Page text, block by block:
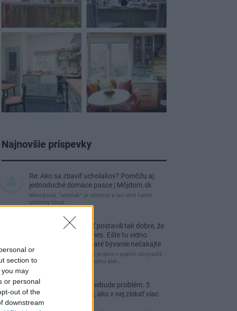
or
section to
may
or personal
out of the
downstream
Najnovšie príspevky
Re: Ako sa zbaviť ucholakov? Pomôžu aj
jednoduché domáce pasce | Môjdom.sk
blbeckovia, "ucholak" je uzitocny a len idiot kantri
uzitocny hmyz
Re: Vidiecku usadlosť postavili tak dobre, že
domáceho chráni i dnes. Ešte tu vidno
kamenné múry, no staré bývanie nečakajte
čakám kedy budú wc misy priamo v spálni! Umývadlá
už sú štandardom! Tu niekomu ebe…
Re: Tesná spálňa už nebude problém. 5
praktických nápadov, ako v nej získať viac
úložného miesta